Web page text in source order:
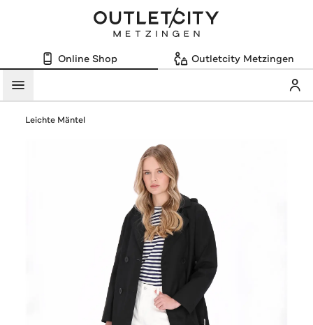
Online Shop Outletcity Metzingen
Menü
Leichte Mäntel